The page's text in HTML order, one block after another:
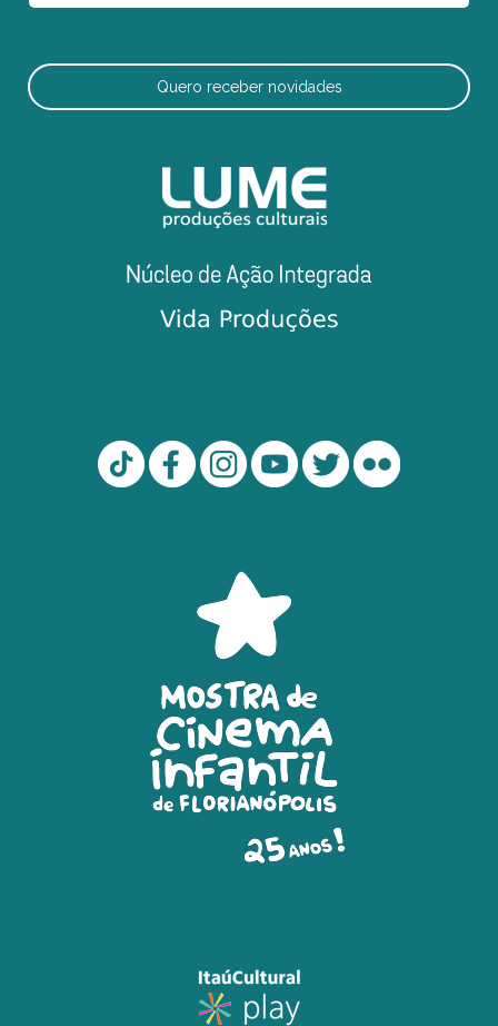
Quero receber novidades